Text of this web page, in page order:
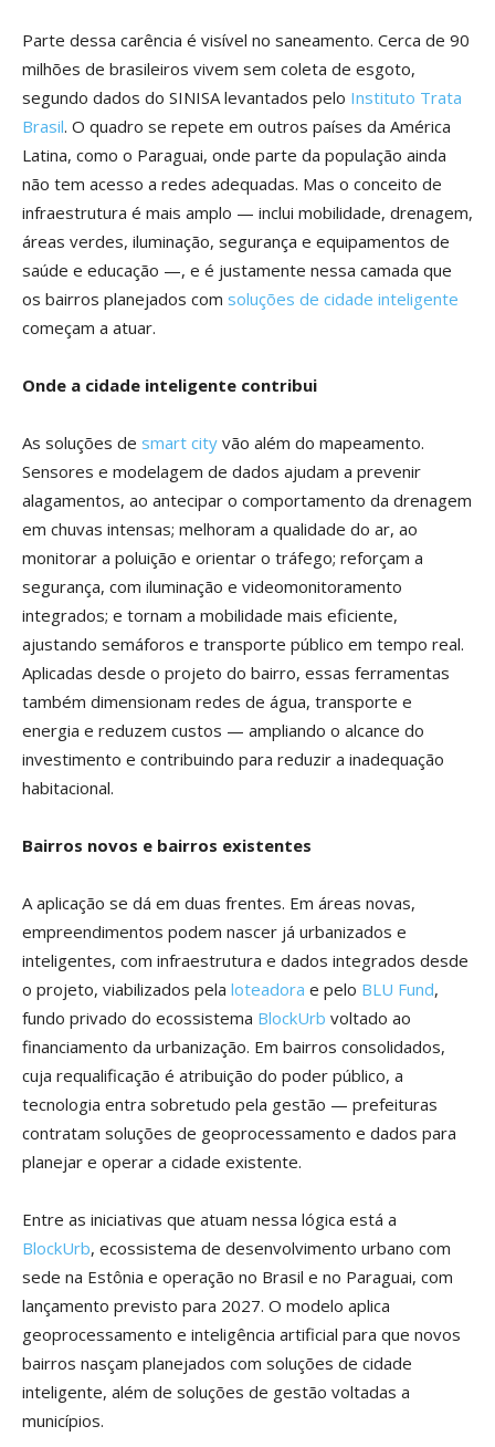
Parte dessa carência é visível no saneamento. Cerca de 90
milhões de brasileiros vivem sem coleta de esgoto,
segundo dados do SINISA levantados pelo Instituto Trata
Brasil. O quadro se repete em outros países da América
Latina, como o Paraguai, onde parte da população ainda
não tem acesso a redes adequadas. Mas o conceito de
infraestrutura é mais amplo — inclui mobilidade, drenagem,
áreas verdes, iluminação, segurança e equipamentos de
saúde e educação —, e é justamente nessa camada que
os bairros planejados com soluções de cidade inteligente
começam a atuar.
Onde a cidade inteligente contribui
As soluções de smart city vão além do mapeamento.
Sensores e modelagem de dados ajudam a prevenir
alagamentos, ao antecipar o comportamento da drenagem
em chuvas intensas; melhoram a qualidade do ar, ao
monitorar a poluição e orientar o tráfego; reforçam a
segurança, com iluminação e videomonitoramento
integrados; e tornam a mobilidade mais eficiente,
ajustando semáforos e transporte público em tempo real.
Aplicadas desde o projeto do bairro, essas ferramentas
também dimensionam redes de água, transporte e
energia e reduzem custos — ampliando o alcance do
investimento e contribuindo para reduzir a inadequação
habitacional.
Bairros novos e bairros existentes
A aplicação se dá em duas frentes. Em áreas novas,
empreendimentos podem nascer já urbanizados e
inteligentes, com infraestrutura e dados integrados desde
o projeto, viabilizados pela loteadora e pelo BLU Fund,
fundo privado do ecossistema BlockUrb voltado ao
financiamento da urbanização. Em bairros consolidados,
cuja requalificação é atribuição do poder público, a
tecnologia entra sobretudo pela gestão — prefeituras
contratam soluções de geoprocessamento e dados para
planejar e operar a cidade existente.
Entre as iniciativas que atuam nessa lógica está a
BlockUrb, ecossistema de desenvolvimento urbano com
sede na Estônia e operação no Brasil e no Paraguai, com
lançamento previsto para 2027. O modelo aplica
geoprocessamento e inteligência artificial para que novos
bairros nasçam planejados com soluções de cidade
inteligente, além de soluções de gestão voltadas a
municípios.